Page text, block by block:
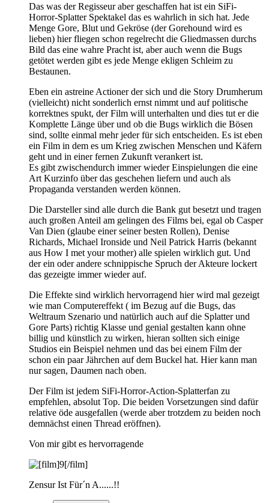
Das was der Regisseur aber geschaffen hat ist ein SiFi-
Horror-Splatter Spektakel das es wahrlich in sich hat. Jede
Menge Gore, Blut und Gekröse (der Gorehound wird es
lieben) hier fliegen schon regelrecht die Gliedmassen durchs
Bild das eine wahre Pracht ist, aber auch wenn die Bugs
getötet werden gibt es jede Menge ekligen Schleim zu
Bestaunen.
Eben ein astreine Actioner der sich und die Story Drumherum
(vielleicht) nicht sonderlich ernst nimmt und auf politische
korrektnes spukt, der Film will unterhalten und dies tut er die
Komplette Länge über und ob die Bugs wirklich die Bösen
sind, sollte einmal mehr jeder für sich entscheiden. Es ist eben
ein Film in dem es um Krieg zwischen Menschen und Käfern
geht und in einer fernen Zukunft verankert ist.
Es gibt zwischendurch immer wieder Einspielungen die eine
Art Kurzinfo über das geschehen liefern und auch als
Propaganda verstanden werden können.
Die Darsteller sind alle durch die Bank gut besetzt und tragen
auch großen Anteil am gelingen des Films bei, egal ob Casper
Van Dien (glaube einer seiner besten Rollen), Denise
Richards, Michael Ironside und Neil Patrick Harris (bekannt
aus How I met your mother) alle spielen wirklich gut. Und
der ein oder andere schnippische Spruch der Akteure lockert
das gezeigte immer wieder auf.
Die Effekte sind wirklich hervorragend hier wird mal gezeigt
wie man Computereffekt ( im Bezug auf die Bugs, das
Weltraum Szenario und natürlich auch auf die Splatter und
Gore Parts) richtig Klasse und genial gestalten kann ohne
billig und künstlich zu wirken, hieran sollten sich einige
Studios ein Beispiel nehmen und das bei einem Film der
schon ein paar Jährchen auf dem Buckel hat. Hier kann man
nur sagen, Daumen nach oben.
Der Film ist jedem SiFi-Horror-Action-Splatterfan zu
empfehlen, absolut Top. Die beiden Vorsetzungen sind dafür
relative öde ausgefallen (werde aber trotzdem zu beiden noch
demnächst einen Thread eröffnen).
Von mir gibt es hervorragende
Zensur Ist Für´n A......!!